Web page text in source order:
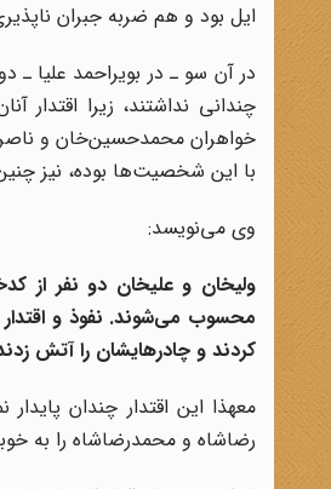
ایل بود و هم ضربه جبران
در آن سو ـ در بویراحمد علیا
چندانی نداشتند، زیرا اقتدار
خواهران محمدحسین‌خان و
با این شخصیت‌ها بوده، نیز
وی‌ می‌نویسد:
ولیخان و علیخان دو نفر از
محسوب می‌شوند. نفوذ و
کردند و چادرهایشان را آتش
معهذا این اقتدار چندان
رضاشاه و محمدرضاشاه را به